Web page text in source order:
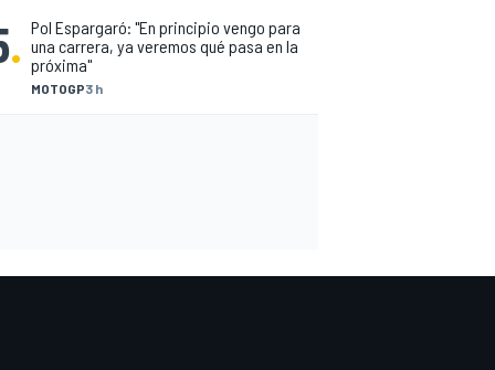
.
MOTOGP3 h
Pol Espargaró: "En principio vengo para
una carrera, ya veremos qué pasa en la
próxima"